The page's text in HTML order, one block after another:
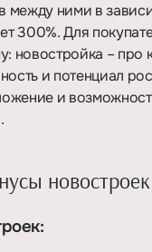
между ними в
300%. Для
новостройка – про
и потенциал
и
новостроек